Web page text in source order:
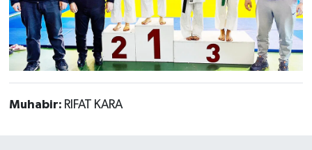
Muhabir: RIFAT KARA